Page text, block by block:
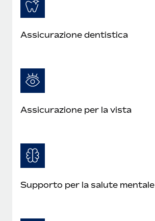
Assicurazione dentistica
Assicurazione per la vista
Supporto per la salute mentale